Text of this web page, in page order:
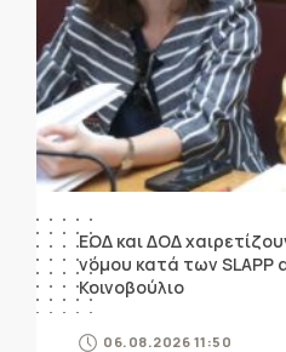
ΕΟΔ και ΔΟΔ
νόμου κατά των SLAPP
Κοινοβούλιο
06.08.2026 11:50